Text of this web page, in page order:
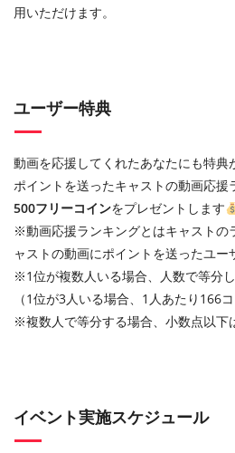
用いただけます。
ユーザー特典
動画を応援してくれたあなたにも特典
ポイントを送ったキャストの動画応援
500フリーコインをプレゼントします
※動画応援ランキングとはキャストの
ャストの動画にポイントを送ったユー
※1位が複数人いる場合、人数で等分
（1位が3人いる場合、1人あたり166コ
※複数人で等分する場合、小数点以下
イベント実施スケジュール